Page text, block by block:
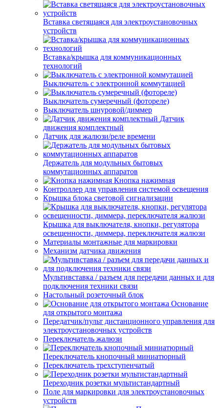
Вставка светящаяся для электроустановочных
устройств
Вставка/крышка для коммуникационных
технологий
Выключатель с электронной коммутацией
Выключатель сумеречный (фотореле)
Выключатель шнуровой/диммер
Датчик
движения комплектный
Датчик для жалюзи/реле времени
Держатель для модульных бытовых
коммутационных аппаратов
Кнопка нажимная
Контроллер для управления системой освещения
Крышка блока световой сигнализации
Крышка для выключателя, кнопки, регулятора
освещенности, диммера, переключателя жалюзи
Материалы монтажные для маркировки
Механизм датчика движения
Мультивставка / разъем для передачи данных и для
подключения техники связи
Настольный розеточный блок
Основание
для открытого монтажа
Передатчик/пульт дистанционного управления для
электроустановочных устройств
Переключатель жалюзи
Переключатель кнопочный миниатюрный
Переключатель трехступенчатый
Переходник розетки мультистандартный
Поле для маркировки для электроустановочных
устройств